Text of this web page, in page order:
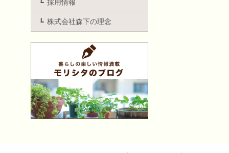
採用情報
株式会社森下の理念